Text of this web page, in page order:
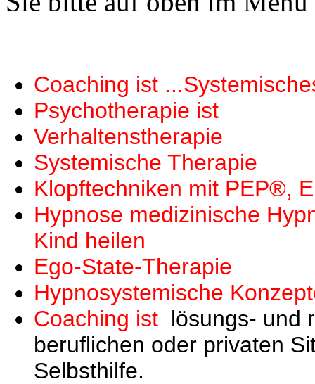
Coaching ist
Psychotherapie ist
Verhaltenstherapie
Systemische Therapie
Klopftechniken mit PEP®,
Hypnose medizinische
Kind heilen
Ego-State-Therapie
Hypnosystemische
Coaching ist lösungs- und
beruflichen oder privaten
Selbsthilfe.